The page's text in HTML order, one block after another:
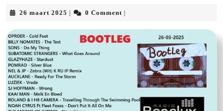
26 maart 2025 26
2025
0 Comment